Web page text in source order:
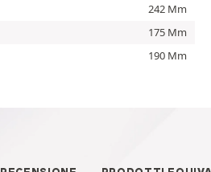
242 Mm
175 Mm
190 Mm